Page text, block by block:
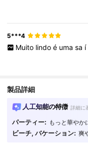
5***4
Muito lindo é uma sa í
製品詳細
人工知能の特徴 詳細に
パーティー: もっと華やか
ビーチ, バケーション: 爽